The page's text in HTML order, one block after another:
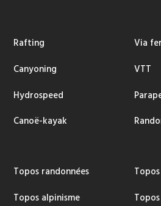
Rafting
Canyoning
Hydrospeed
Canoë-kayak
Via
VTT
Topos randonnées
Topos alpinisme